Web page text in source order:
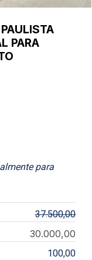
PARA
para
37.500,00
30.000,00
100,00